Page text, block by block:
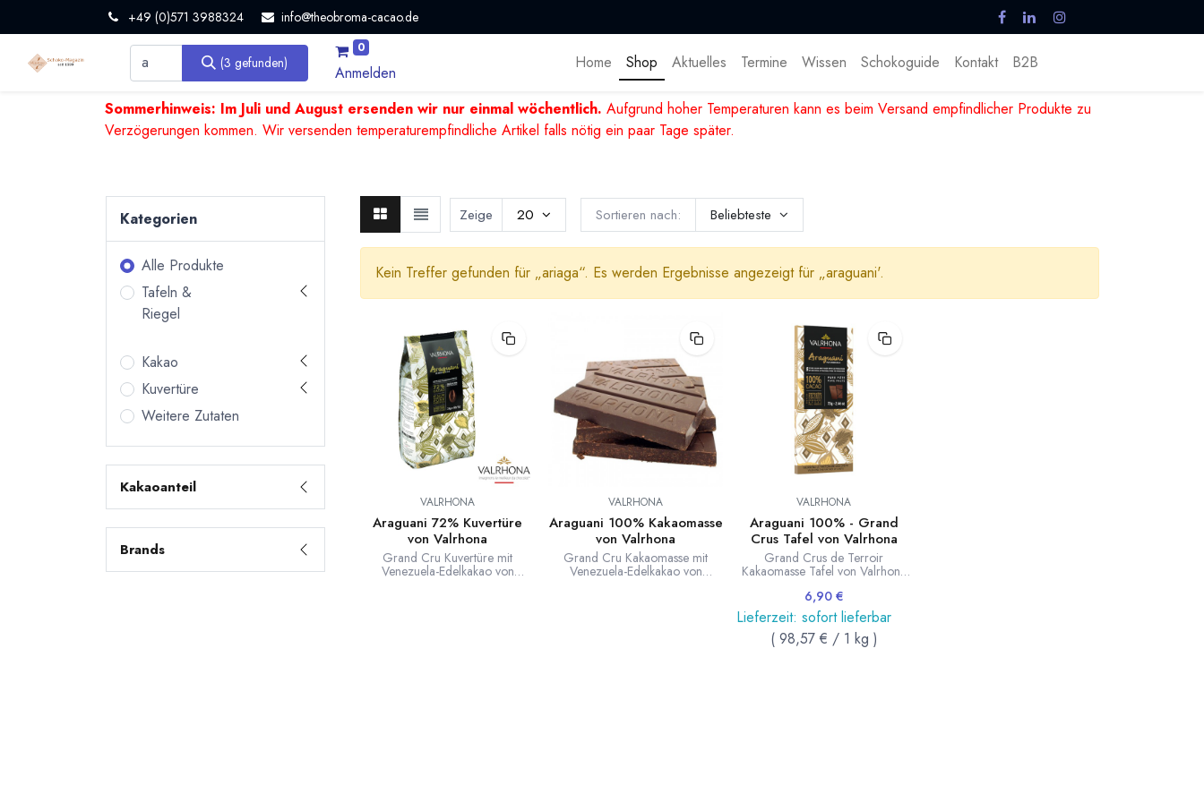
+49 (0)571 3988324 info@theobroma-cacao.de
(3 gefunden)
0
Anmelden
Home Shop Aktuelles Termine Wissen Schokoguide Kontakt B2B
Sommerhinweis: Im Juli und August ersenden wir nur einmal wöchentlich. Aufgrund hoher Temperaturen kann es beim Versand empfindlicher Produkte zu
Verzögerungen kommen. Wir versenden temperaturempfindliche Artikel falls nötig ein paar Tage später.
Kategorien
Alle Produkte
Tafeln &
Riegel
Kakao
Kuvertüre
Weitere Zutaten
Kakaoanteil
Brands
Sortieren nach: Beliebteste
Zeige 20
Kein Treffer gefunden für „ariaga“. Es werden Ergebnisse angezeigt für „araguani'.
VALRHONA
Araguani 72% Kuvertüre
von Valrhona
Grand Cru Kuvertüre mit
Venezuela-Edelkakao von
VALRHONA
Araguani 100% Kakaomasse
von Valrhona
Grand Cru Kakaomasse mit
Venezuela-Edelkakao von
VALRHONA
Araguani 100% - Grand
Crus Tafel von Valrhona
Grand Crus de Terroir
Kakaomasse Tafel von Valrhona
Araguani wird ausschließlich
Edelkakao aus Venezuela
verwendet. Sehr komplexes
aromatisches Profil mit warmen
Anklängen wie Rosinen und
6,90€
Lieferzeit: sofort lieferbar
( 98,57€ / 1 kg )